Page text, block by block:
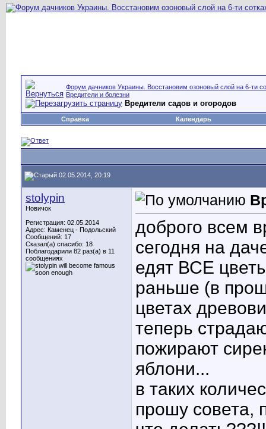
Форум дачников Украины. Восстановим озоновый слой на 6-ти
Вредители и болезни
Вредители садов и огородов
Справка Календарь
02.05.2014, 20:19
stolypin
Новичок
Регистрация: 02.05.2014
Адрес: Каменец - Подольский
Сообщений: 17
Сказал(а) спасибо: 18
Поблагодарили 82 раз(а) в 11
сообщениях
доброго всем
сегодня на
едят ВСЕ
раньше (в
цветах
теперь
пожирают
яблони...
в таких
прошу совета,